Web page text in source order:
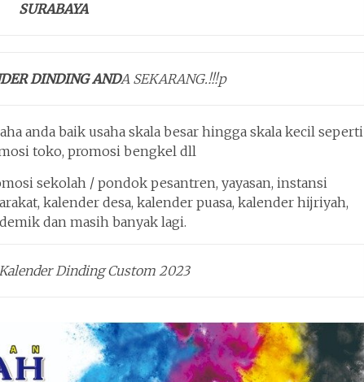
SURABAYA
DINDING ANDA SEKARANG.!!!p
anda baik usaha skala besar hingga skala kecil seperti
toko, promosi bengkel dll
sekolah / pondok pesantren, yayasan, instansi
kalender desa, kalender puasa, kalender hijriyah,
dan masih banyak lagi.
Dinding Custom 2023